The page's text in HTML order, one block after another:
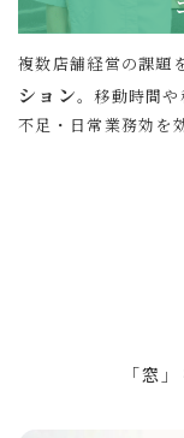
複数店舗経営の課題
ション。移動時間
不足・日常業務効を
「窓